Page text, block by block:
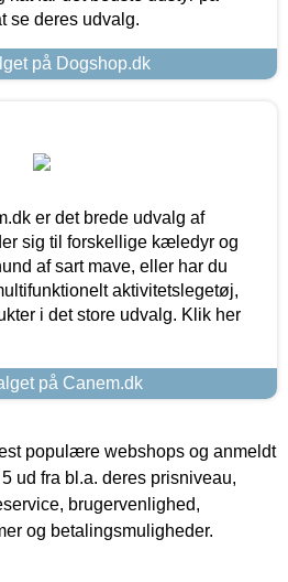
se deres udvalg.
på Dogshop.dk
er det brede udvalg af
sig til forskellige kæledyr og
af sart mave, eller har du
aktivitetslegetøj,
i det store udvalg. Klik her
på Canem.dk
populære webshops og anmeldt
ud fra bl.a. deres prisniveau,
brugervenlighed,
og betalingsmuligheder.